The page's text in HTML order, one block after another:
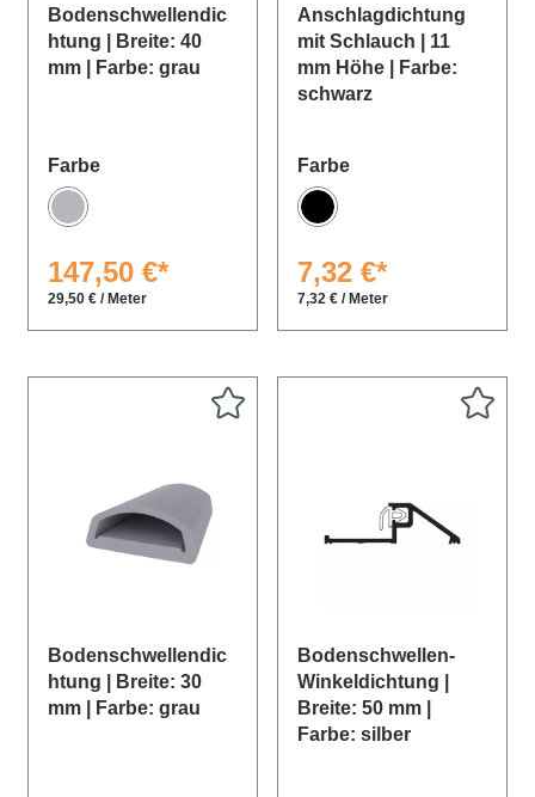
Bodenschwellendic
htung | Breite: 40
mm | Farbe: grau
Farbeauswählen
Grau
147,50 €*
29,50 € / Meter
Anschlagdichtung
mit Schlauch | 11
mm Höhe | Farbe:
schwarz
Farbeauswählen
Schwarz
7,32 €*
7,32 € / Meter
Bodenschwellendic
htung | Breite: 30
mm | Farbe: grau
Bodenschwellen-
Winkeldichtung |
Breite: 50 mm |
Farbe: silber